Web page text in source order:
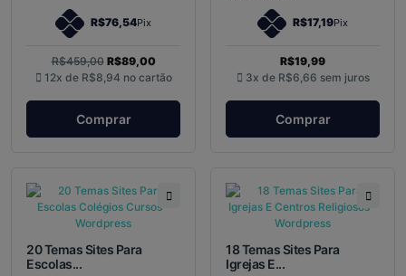
R$76,54Pix
R$459,00 R$89,00
12x de R$8,94 no cartão
Comprar
R$17,19Pix
R$19,99
3x de R$6,66 sem juros
Comprar
20 Temas Sites Para
Escolas...
18 Temas Sites Para
Igrejas E...